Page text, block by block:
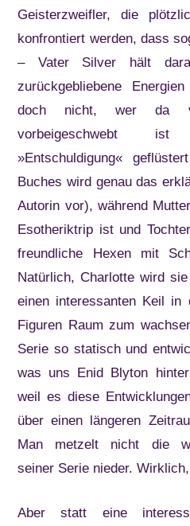
Geisterzweifler, die
konfrontiert werden, dass
– Vater Silver hält
zurückgebliebene
doch nicht, wer da
vorbeigeschwebt
»Entschuldigung«
Buches wird genau das
Autorin vor), während
Esotheriktrip ist und
freundliche Hexen mit
Natürlich, Charlotte wird
einen interessanten Keil
Figuren Raum zum
Serie so statisch und
was uns Enid Blyton
weil es diese
über einen längeren
Man metzelt nicht die
seiner Serie nieder.
Aber statt eine